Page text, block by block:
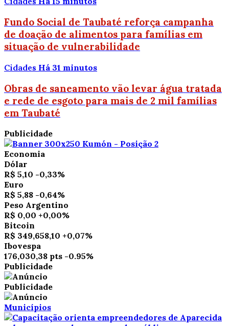
Fundo Social de Taubaté reforça campanha
de doação de alimentos para famílias em
situação de vulnerabilidade
Cidades Há 31 minutos
Obras de saneamento vão levar água tratada
e rede de esgoto para mais de 2 mil famílias
em Taubaté
Publicidade
Economia
Dólar
R$ 5,10 -0,33%
Euro
R$ 5,88 -0,64%
Peso Argentino
R$ 0,00 +0,00%
Bitcoin
R$ 349,658,10 +0,07%
Ibovespa
176,030,38 pts -0.95%
Publicidade
Publicidade
Municípios